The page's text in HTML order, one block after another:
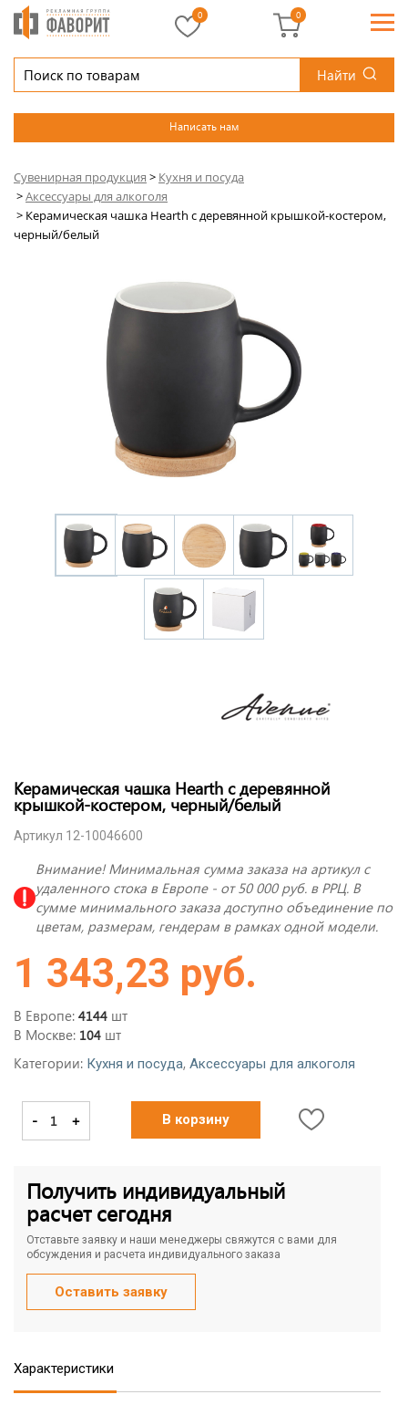
Найти
Написать нам
0 0
Сувенирная продукция > Кухня и посуда
>Аксессуары для алкоголя
> Керамическая чашка Hearth с деревянной крышкой-костером,
черный/белый
Керамическая чашка Hearth с деревянной
крышкой-костером, черный/белый
Артикул 12-10046600
Внимание! Минимальная сумма заказа на артикул с
удаленного стока в Европе - от 50 000 руб. в РРЦ. В
сумме минимального заказа доступно объединение по
цветам, размерам, гендерам в рамках одной модели.
1 343,23 руб.
В Европе: 4144 шт
В Москве: 104 шт
Категории: Кухня и посуда, Аксессуары для алкоголя
- + В корзину
Получить индивидуальный
расчет сегодня
Отставьте заявку и наши менеджеры свяжутся с вами для
обсуждения и расчета индивидуального заказа
Оставить заявку
Характеристики